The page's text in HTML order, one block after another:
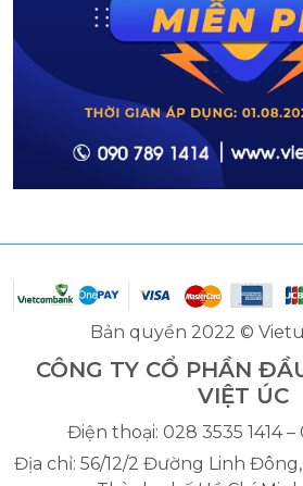
Bản quyền 2022 ©
CÔNG TY CỔ PHẦN
VIỆT ÚC
Điện thoại: 028 3535 1414 –
Địa chỉ: 56/12/2 Đường Linh